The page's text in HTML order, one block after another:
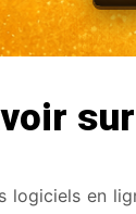
logiciels en